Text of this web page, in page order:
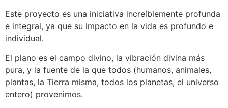
Este proyecto es una iniciativa increíblemente profunda
e integral, ya que su impacto en la vida es profundo e
individual.
El plano es el campo divino, la vibración divina más
pura, y la fuente de la que todos (humanos, animales,
plantas, la Tierra misma, todos los planetas, el universo
entero) provenimos.